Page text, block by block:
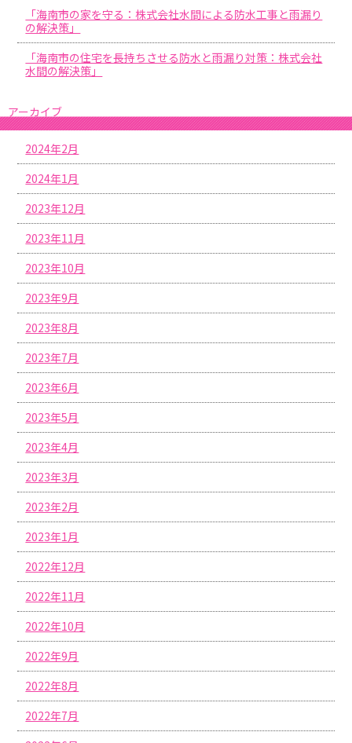
「海南市の家を守る：株式会社水間による防水工事と雨漏り
の解決策」
「海南市の住宅を長持ちさせる防水と雨漏り対策：株式会社
水間の解決策」
アーカイブ
2024年2月
2024年1月
2023年12月
2023年11月
2023年10月
2023年9月
2023年8月
2023年7月
2023年6月
2023年5月
2023年4月
2023年3月
2023年2月
2023年1月
2022年12月
2022年11月
2022年10月
2022年9月
2022年8月
2022年7月